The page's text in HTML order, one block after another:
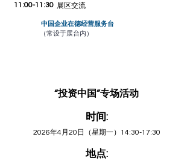
11:00-11:30 ​展区交流
中国企业在德经营服务台
（常设于展台内）
“投资中国”专场活动
时间:
2026年4月20日（星期一）14:30-17:30
地点: